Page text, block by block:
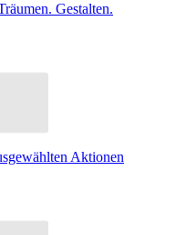
Gestalten.
Aktionen